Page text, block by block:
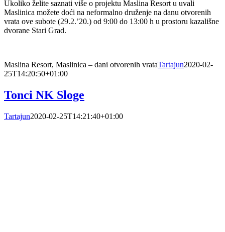
Ukoliko želite saznati više o projektu Maslina Resort u uvali
Maslinica možete doći na neformalno druženje na danu otvorenih
vrata ove subote (29.2.’20.) od 9:00 do 13:00 h u prostoru kazališne
dvorane Stari Grad.
Maslina Resort, Maslinica – dani otvorenih vrataTartajun2020-02-
25T14:20:50+01:00
Tonci NK Sloge
Tartajun2020-02-25T14:21:40+01:00